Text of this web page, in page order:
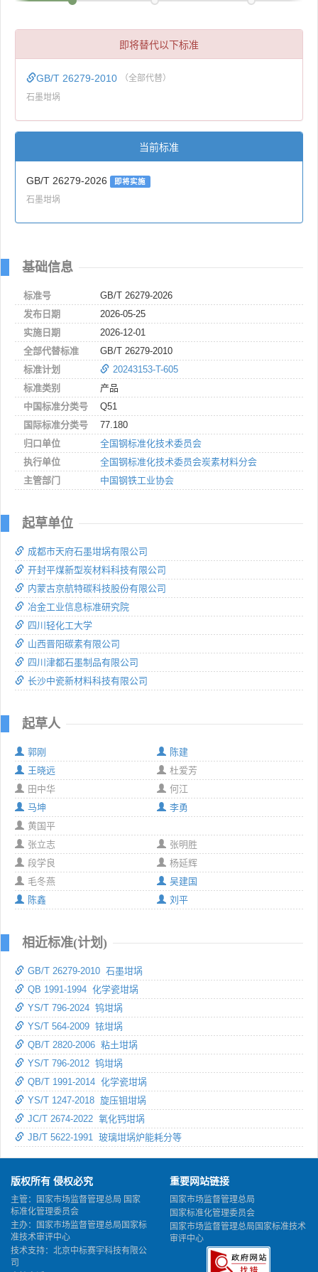
即将替代以下标准
GB/T 26279-2010 （全部代替）
石墨坩埚
当前标准
GB/T 26279-2026 即将实施
石墨坩埚
基础信息
标准号
GB/T 26279-2026
发布日期
2026-05-25
实施日期
2026-12-01
全部代替标准
GB/T 26279-2010
标准计划
20243153-T-605
标准类别
产品
中国标准分类号
Q51
国际标准分类号
77.180
归口单位
全国钢标准化技术委员会
执行单位
全国钢标准化技术委员会炭素材料分会
主管部门
中国钢铁工业协会
起草单位
成都市天府石墨坩埚有限公司
开封平煤新型炭材料科技有限公司
内蒙古京航特碳科技股份有限公司
冶金工业信息标准研究院
四川轻化工大学
山西晋阳碳素有限公司
四川津都石墨制品有限公司
长沙中瓷新材料科技有限公司
起草人
郭刚
陈建
王晓远
杜爱芳
田中华
何江
马坤
李勇
黄国平
张立志
张明胜
段学良
杨延辉
毛冬燕
吴建国
陈鑫
刘平
相近标准(计划)
GB/T 26279-2010 石墨坩埚
QB 1991-1994 化学瓷坩埚
YS/T 796-2024 钨坩埚
YS/T 564-2009 铱坩埚
QB/T 2820-2006 粘土坩埚
YS/T 796-2012 钨坩埚
QB/T 1991-2014 化学瓷坩埚
YS/T 1247-2018 旋压钼坩埚
JC/T 2674-2022 氧化钙坩埚
JB/T 5622-1991 玻璃坩埚炉能耗分等
版权所有 侵权必究
主管：国家市场监督管理总局 国家
标准化管理委员会
主办：国家市场监督管理总局国家标
准技术审评中心
技术支持：北京中标赛宇科技有限公
司
重要网站链接
国家市场监督管理总局
国家标准化管理委员会
国家市场监督管理总局国家标准技术
审评中心